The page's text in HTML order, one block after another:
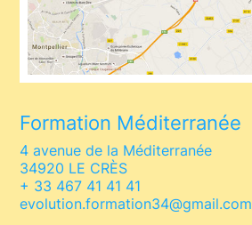
Formation Méditerranée
4 avenue de la Méditerranée
34920 LE CRÈS
+ 33 467 41 41 41
evolution.formation34@gmail.com